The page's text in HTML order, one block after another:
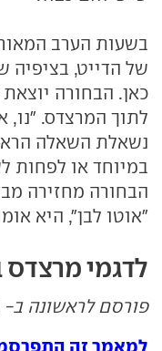
בשעות הערב
של הדייט, בציפיה
כאן. הבחורה יוצאת
לתוך המרצדס.
נשאלת השאלה
במיוחד או לפחות
הבחורה מחזירה
"אוטו לבן", היא
לדגמי
פורסם לראשונה ב- 21.02.13
למאמר זה התפרסמו 1